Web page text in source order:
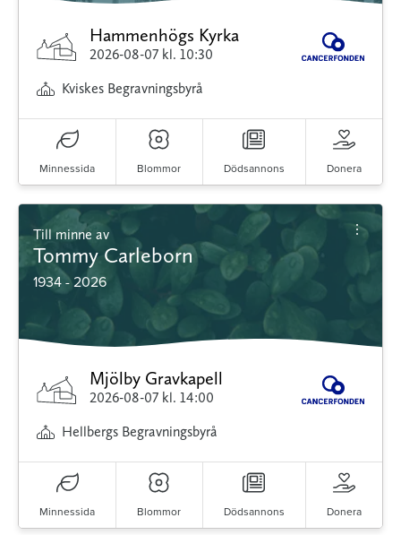
Hammenhögs Kyrka
2026-08-07 kl. 10:30
Kviskes Begravningsbyrå
Minnessida Blommor Dödsannons Donera
Till minne av
Tommy Carleborn
1934 - 2026
Mjölby Gravkapell
2026-08-07 kl. 14:00
Hellbergs Begravningsbyrå
Minnessida Blommor Dödsannons Donera